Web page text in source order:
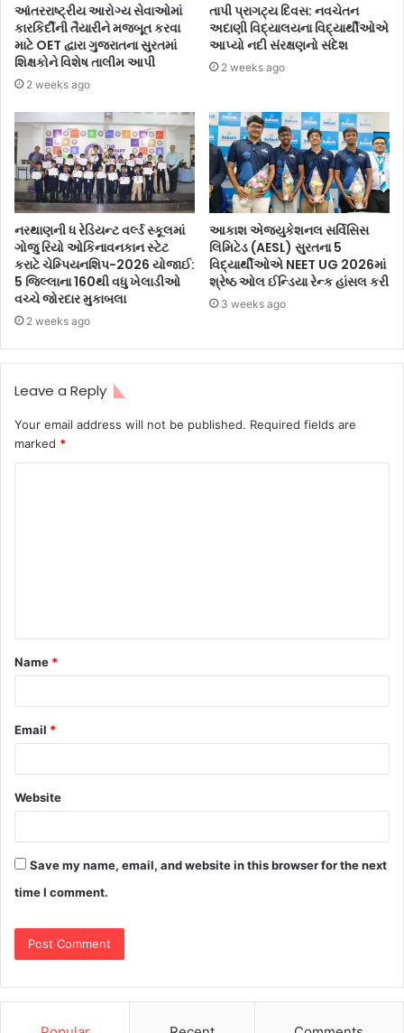
આંતરરાષ્ટ્રીય આરોગ્ય સેવાઓમાં
કારકિર્દીની તૈયારીને મજબૂત કરવા
માટે OET દ્વારા ગુજરાતના સુરતમાં
શિક્ષકોને વિશેષ તાલીમ આપી
2 weeks ago
તાપી પ્રાગટ્ય દિવસ: નવચેતન
અદાણી વિદ્યાલયના વિદ્યાર્થીઓએ
આપ્યો નદી સંરક્ષણનો સંદેશ
2 weeks ago
નરથાણની ધ રેડિયન્ટ વર્લ્ડ સ્કૂલમાં
ગોજુ રિયો ઓકિનાવનકાન સ્ટેટ
કરાટે ચેમ્પિયનશિપ-2026 યોજાઈ:
5 જિલ્લાના 160થી વધુ ખેલાડીઓ
વચ્ચે જોરદાર મુકાબલા
2 weeks ago
આકાશ એજ્યુકેશનલ સર્વિસિસ
લિમિટેડ (AESL) સુરતના 5
વિદ્યાર્થીઓએ NEET UG 2026માં
શ્રેષ્ઠ ઓલ ઈન્ડિયા રેન્ક હાંસલ કરી
3 weeks ago
Leave a Reply
Your email address will not be published. Required fields are
marked *
Name *
Email *
Website
Save my name, email, and website in this browser for the next
time I comment.